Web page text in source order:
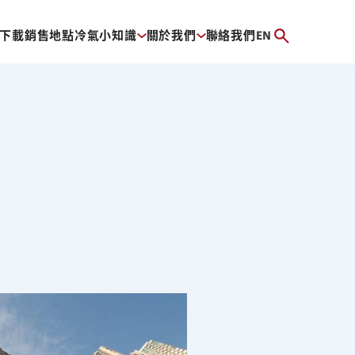
下載銷售地點冷氣小知識 關於我們 聯絡我們EN